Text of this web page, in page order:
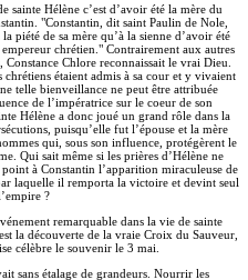
sainte Hélène c’est d’avoir été la mère du
"Constantin, dit saint Paulin de Nole,
piété de sa mère qu’à la sienne d’avoir été
chrétien." Contrairement aux autres
Constance Chlore reconnaissait le vrai Dieu.
chrétiens étaient admis à sa cour et y vivaient
telle bienveillance ne peut être attribuée
de l’impératrice sur le coeur de son
Hélène a donc joué un grand rôle dans la
puisqu’elle fut l’épouse et la mère
qui, sous son influence, protégèrent le
Qui sait même si les prières d’Hélène ne
à Constantin l’apparition miraculeuse de
laquelle il remporta la victoire et devint seul
?
remarquable dans la vie de sainte
la découverte de la vraie Croix du Sauveur,
célèbre le souvenir le 3 mai.
sans étalage de grandeurs. Nourrir les